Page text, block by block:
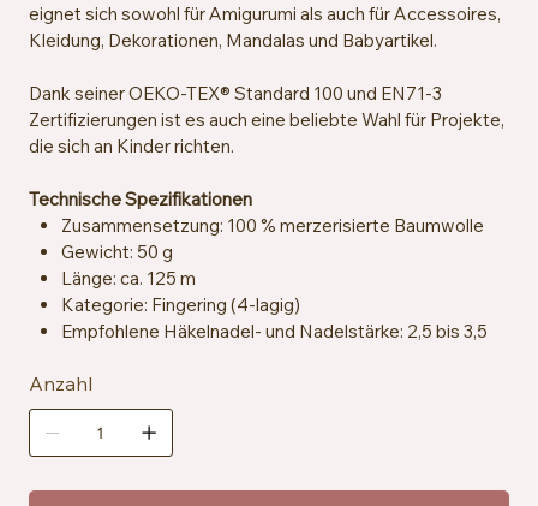
eignet sich sowohl für Amigurumi als auch für Accessoires,
Kleidung, Dekorationen, Mandalas und Babyartikel.
Dank seiner OEKO-TEX® Standard 100 und EN71-3
Zertifizierungen ist es auch eine beliebte Wahl für Projekte,
die sich an Kinder richten.
Technische Spezifikationen
Zusammensetzung: 100 % merzerisierte Baumwolle
Gewicht: 50 g
Länge: ca. 125 m
Kategorie: Fingering (4-lagig)
Empfohlene Häkelnadel- und Nadelstärke: 2,5 bis 3,5
Maschenprobe: ca. 26 Maschen x 36 Reihen = 10 x 10
cm mit 2,5 mm Nadeln
Zertifizierung: OEKO-TEX® Standard 100, EN71-3
Pflegehinweise: Maschinenwaschbar bei 40 °C
Herstellung: Hergestellt aus recyceltem
Anzahl